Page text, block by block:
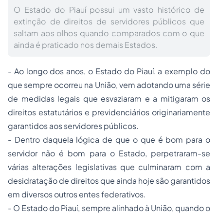
O Estado do Piauí possui um vasto histórico de
extinção de direitos de servidores públicos que
saltam aos olhos quando comparados com o que
ainda é praticado nos demais Estados.
- Ao longo dos anos, o Estado do Piauí, a exemplo do
que sempre ocorreu na União, vem adotando uma série
de medidas legais que esvaziaram e a mitigaram os
direitos estatutários e previdenciários originariamente
garantidos aos servidores públicos.
- Dentro daquela lógica de que o que é bom para o
servidor não é bom para o Estado, perpetraram-se
várias alterações legislativas que culminaram com a
desidratação de direitos que ainda hoje são garantidos
em diversos outros entes federativos.
- O Estado do Piauí, sempre alinhado à União, quando o